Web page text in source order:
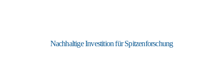
Nachhaltige Investition für Spitzenforschung